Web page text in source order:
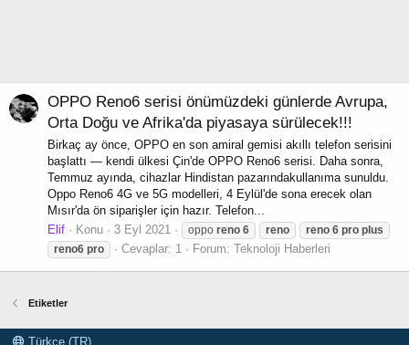
OPPO Reno6 serisi önümüzdeki günlerde Avrupa,
Orta Doğu ve Afrika'da piyasaya sürülecek!!!
Birkaç ay önce, OPPO en son amiral gemisi akıllı telefon serisini
başlattı — kendi ülkesi Çin'de OPPO Reno6 serisi. Daha sonra,
Temmuz ayında, cihazlar Hindistan pazarındakullanıma sunuldu.
Oppo Reno6 4G ve 5G modelleri, 4 Eylül'de sona erecek olan
Mısır'da ön siparişler için hazır. Telefon...
Elif
Konu 3 Eyl 2021 oppo reno 6 reno reno 6 pro plus
reno6 pro Cevaplar: 1 Forum: Teknoloji Haberleri
Etiketler
Türkçe (TR)